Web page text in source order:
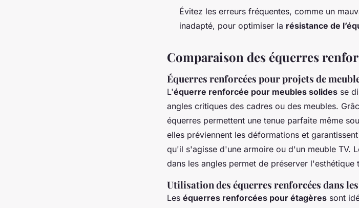
Évitez les erreurs fréquentes, comme un
inadapté, pour optimiser la résistance de
Comparaison des équerres
Équerres renforcées pour projets de
L'équerre renforcée pour meubles solides se
angles critiques des cadres ou des meubles.
équerres permettent une tenue parfaite même
elles préviennent les déformations et
qu'il s'agisse d'une armoire ou d'un meuble TV.
dans les angles permet de préserver
Utilisation des équerres renforcées dans
Les équerres renforcées pour étagères sont